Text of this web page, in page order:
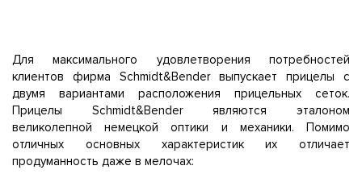
Для максимального удовлетворения потребностей
клиентов фирма Schmidt&Bender выпускает прицелы с
двумя вариантами расположения прицельных сеток.
Прицелы Schmidt&Bender являются эталоном
великолепной немецкой оптики и механики. Помимо
отличных основных характеристик их отличает
продуманность даже в мелочах: